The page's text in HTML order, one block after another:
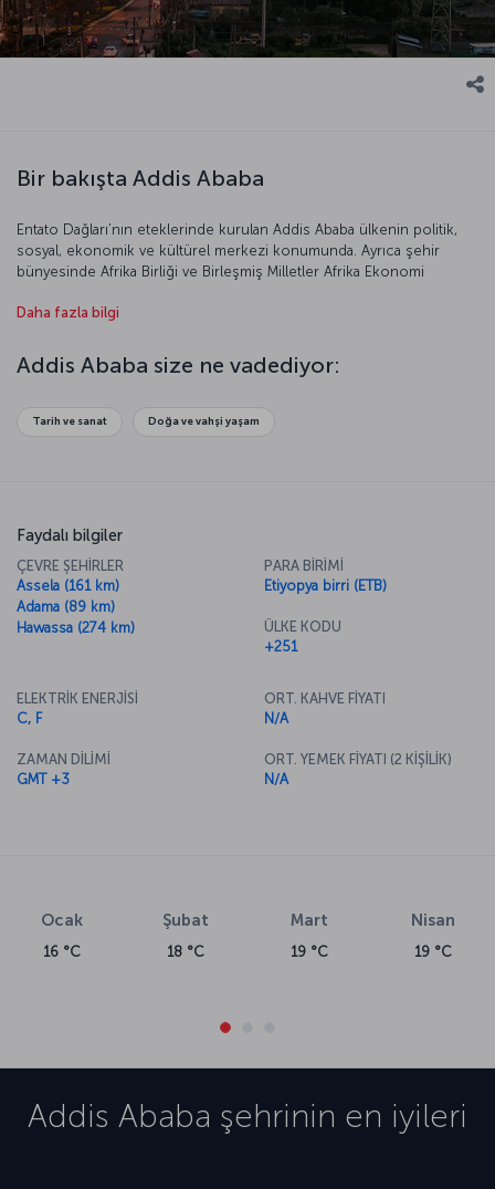
Bir bakışta Addis Ababa
Entato Dağları’nın eteklerinde kurulan Addis Ababa ülkenin politik,
sosyal, ekonomik ve kültürel merkezi konumunda. Ayrıca şehir
bünyesinde Afrika Birliği ve Birleşmiş Milletler Afrika Ekonomi
anlamı “yeni çiçek”. Kozmopolit bir başkent olan şehir mimari
yakından keşfedelim!
Daha fazla bilgi
Addis Ababa size ne vadediyor:
Tarih ve sanat Doğa ve vahşi yaşam
Faydalı bilgiler
ÇEVRE ŞEHİRLER
Assela (161 km)
Adama (89 km)
Hawassa (274 km)
PARA BİRİMİ
Etiyopya birri (ETB)
ÜLKE KODU
+251
ELEKTRİK ENERJİSİ
C, F
ZAMAN DİLİMİ
GMT +3
ORT. KAHVE FİYATI
N/A
ORT. YEMEK FİYATI (2 KİŞİLİK)
N/A
Ocak
16 °C
Şubat
18 °C
Mart
19 °C
Nisan
19 °C
Addis Ababa şehrinin en iyileri